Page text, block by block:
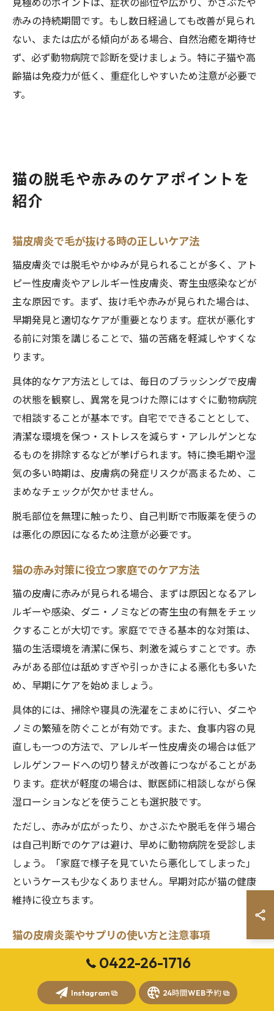
赤みの持続期間です。もし数日経過しても改善が見られ
ない、または広がる傾向がある場合、自然治癒を期待せ
ず、必ず動物病院で診断を受けましょう。特に子猫や高
齢猫は免疫力が低く、重症化しやすいため注意が必要で
す。
猫の脱毛や赤みのケアポイントを
紹介
猫皮膚炎で毛が抜ける時の正しいケア法
猫皮膚炎では脱毛やかゆみが見られることが多く、アト
ピー性皮膚炎やアレルギー性皮膚炎、寄生虫感染などが
主な原因です。まず、抜け毛や赤みが見られた場合は、
早期発見と適切なケアが重要となります。症状が悪化す
る前に対策を講じることで、猫の苦痛を軽減しやすくな
ります。
具体的なケア方法としては、毎日のブラッシングで皮膚
の状態を観察し、異常を見つけた際にはすぐに動物病院
で相談することが基本です。自宅でできることとして、
清潔な環境を保つ・ストレスを減らす・アレルゲンとな
るものを排除するなどが挙げられます。特に換毛期や湿
気の多い時期は、皮膚病の発症リスクが高まるため、こ
まめなチェックが欠かせません。
脱毛部位を無理に触ったり、自己判断で市販薬を使うの
は悪化の原因になるため注意が必要です。
猫の赤み対策に役立つ家庭でのケア方法
猫の皮膚に赤みが見られる場合、まずは原因となるアレ
ルギーや感染、ダニ・ノミなどの寄生虫の有無をチェッ
クすることが大切です。家庭でできる基本的な対策は、
猫の生活環境を清潔に保ち、刺激を減らすことです。赤
みがある部位は舐めすぎや引っかきによる悪化も多いた
め、早期にケアを始めましょう。
具体的には、掃除や寝具の洗濯をこまめに行い、ダニや
ノミの繁殖を防ぐことが有効です。また、食事内容の見
直しも一つの方法で、アレルギー性皮膚炎の場合は低ア
レルゲンフードへの切り替えが改善につながることがあ
ります。症状が軽度の場合は、獣医師に相談しながら保
湿ローションなどを使うことも選択肢です。
ただし、赤みが広がったり、かさぶたや脱毛を伴う場合
は自己判断でのケアは避け、早めに動物病院を受診しま
しょう。「家庭で様子を見ていたら悪化してしまった」
というケースも少なくありません。早期対応が猫の健康
維持に役立ちます。
猫の皮膚炎薬やサプリの使い方と注意事項
猫の皮膚炎治療で使われる薬には、外用薬（塗り薬）・
方法は症状や原因によって異なるため、獣医師の指示に
0422-26-1716
Instagram 24時間WEB予約